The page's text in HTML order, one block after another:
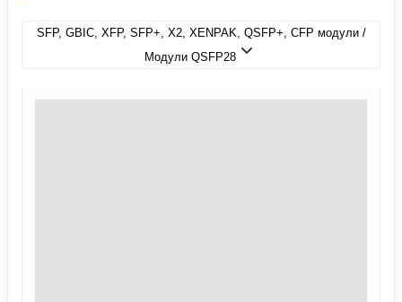
SFP, GBIC, XFP, SFP+, X2, XENPAK, QSFP+, CFP модули /
Модули QSFP28